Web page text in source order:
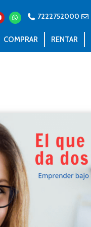
7222752000
COMPRAR RENTAR